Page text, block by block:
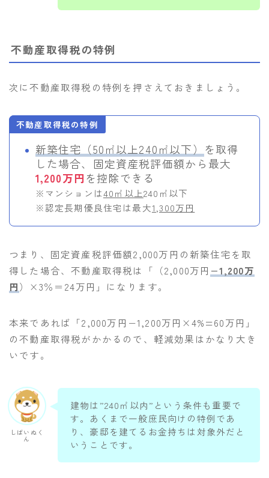
不動産取得税の特例
次に不動産取得税の特例を押さえておきましょう。
不動産取得税の特例
新築住宅（50㎡以上240㎡以下） を取得
した場合、固定資産税評価額から最大
1,200万円を控除できる
※マンションは40㎡以上240㎡以下
※認定長期優良住宅は最大1,300万円
つまり、固定資産税評価額2,000万円の新築住宅を取
得した場合、不動産取得税は「（2,000万円 −1,200万
円）×3％＝24万円」になります。
本来であれば「2,000万円−1,200万円×4%=60万円」
の不動産取得税がかかるので、軽減効果はかなり大き
いです。
しばいぬく
ん
建物は”240㎡以内”という条件も重要で
す。あくまで一般庶民向けの特例であ
り、豪邸を建てるお金持ちは対象外だと
いうことです。